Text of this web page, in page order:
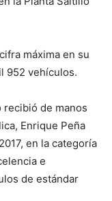
máxima en su
952 vehículos.
recibió de manos
Enrique Peña
en la categoría
e
de estándar